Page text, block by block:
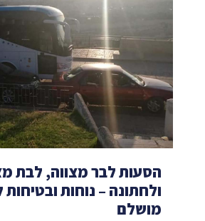
הסעות לבר מצווה, לבת
ולחתונה – נוחות ובטיחות
מושלם